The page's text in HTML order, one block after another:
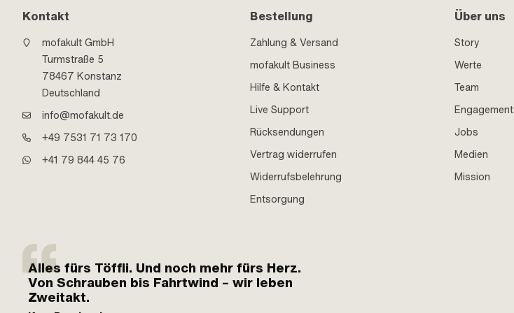
Kontakt
mofakult GmbH
Turmstraße 5
78467 Konstanz
Deutschland
info@mofakult.de
+49 7531 71 73 170
+41 79 844 45 76
Bestellung
Zahlung & Versand
mofakult Business
Hilfe & Kontakt
Live Support
Rücksendungen
Vertrag widerrufen
Widerrufsbelehrung
Entsorgung
Über uns
Story
Werte
Team
Engagement
Jobs
Medien
Mission
Alles fürs Töffli. Und noch mehr fürs Herz.
Von Schrauben bis Fahrtwind – wir leben
Zweitakt.